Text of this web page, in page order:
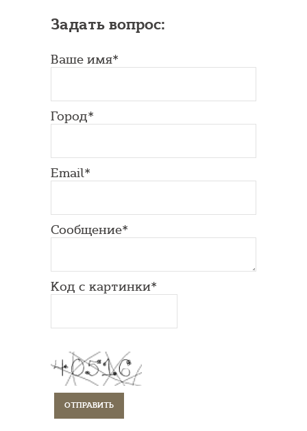
Задать вопрос:
Ваше имя*
Город*
Email*
Сообщение*
Код с картинки*